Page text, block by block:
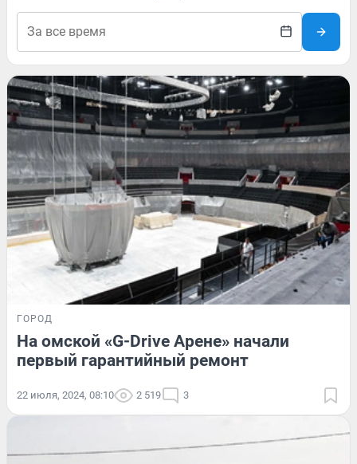
ГОРОД
На омской «G-Drive Арене» начали
первый гарантийный ремонт
22 июля, 2024, 08:10 2 519 3